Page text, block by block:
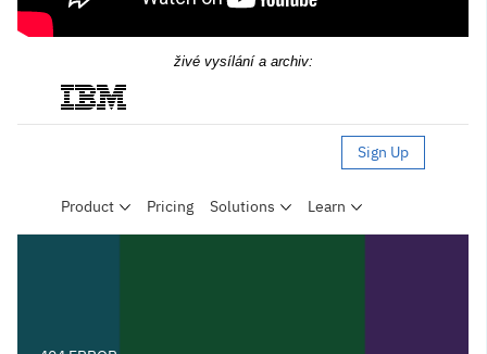
živé vysílání a archiv: